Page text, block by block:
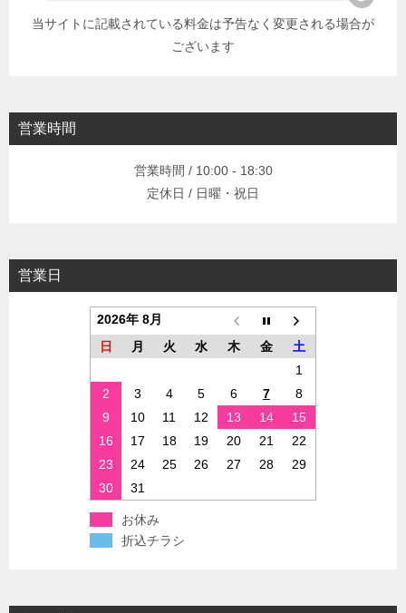
当サイトに記載されている料金は予告なく変更される場合が
ございます
営業時間
営業時間 / 10:00 - 18:30
定休日 / 日曜・祝日
営業日
2026年 8月
日
月 火 水 木 金
土
1
2
3 4 5 6 7
8
9
10 11 12 13 14
15
16
17 18 19 20 21
22
23
24 25 26 27 28
29
30
31
お休み
折込チラシ